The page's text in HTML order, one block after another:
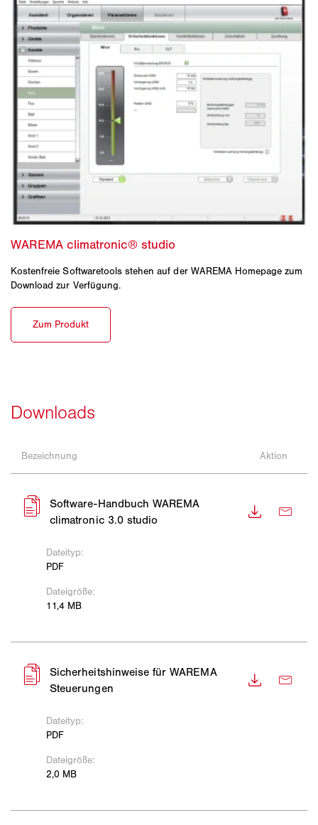
Kostenfreie Softwaretools stehen auf der WAREMA Homepage zum
Download zur Verfügung.